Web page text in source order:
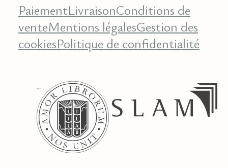
PaiementLivraisonConditions de
venteMentions légalesGestion des
cookiesPolitique de confidentialité